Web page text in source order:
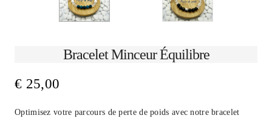
Bracelet Minceur Équilibre
€ 25,00
Optimisez votre parcours de perte de poids avec notre bracelet